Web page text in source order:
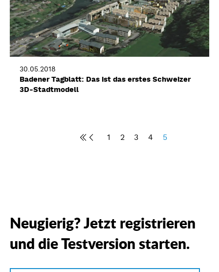
30.05.2018
Badener Tagblatt: Das ist das erstes Schweizer
3D-Stadtmodell
  1 2 3 4 5
Neugierig? Jetzt registrieren
und die Testversion starten.